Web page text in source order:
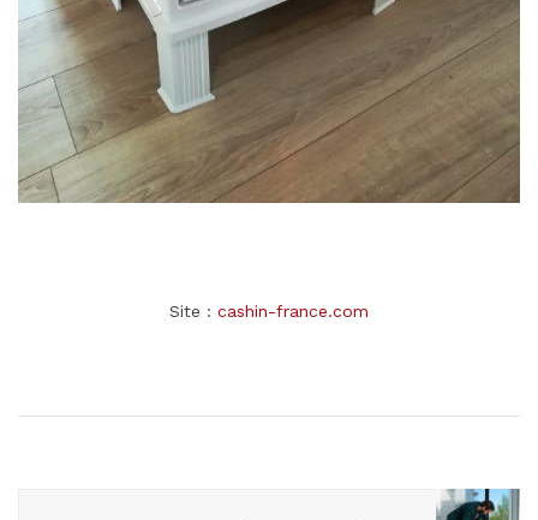
Site : cashin-france.com